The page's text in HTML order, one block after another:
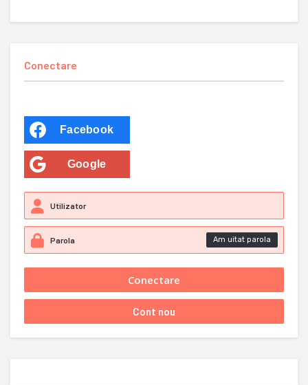
Conectare
Facebook
Google
Am uitat parola